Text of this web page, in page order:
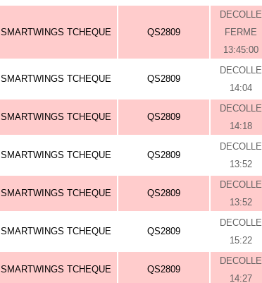
SMARTWINGS TCHEQUE QS2809
DECOLLE
FERME
13:45:00
SMARTWINGS TCHEQUE QS2809
DECOLLE
14:04
SMARTWINGS TCHEQUE QS2809
DECOLLE
14:18
SMARTWINGS TCHEQUE QS2809
DECOLLE
13:52
SMARTWINGS TCHEQUE QS2809
DECOLLE
13:52
SMARTWINGS TCHEQUE QS2809
DECOLLE
15:22
SMARTWINGS TCHEQUE QS2809
DECOLLE
14:27